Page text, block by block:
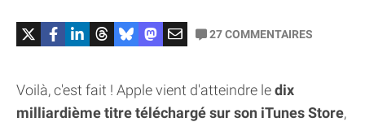
27COMMENTAIRES
Voilà, c'est fait ! Apple vient d'atteindre ledix
milliardième titre téléchargé sur son iTunes Store,